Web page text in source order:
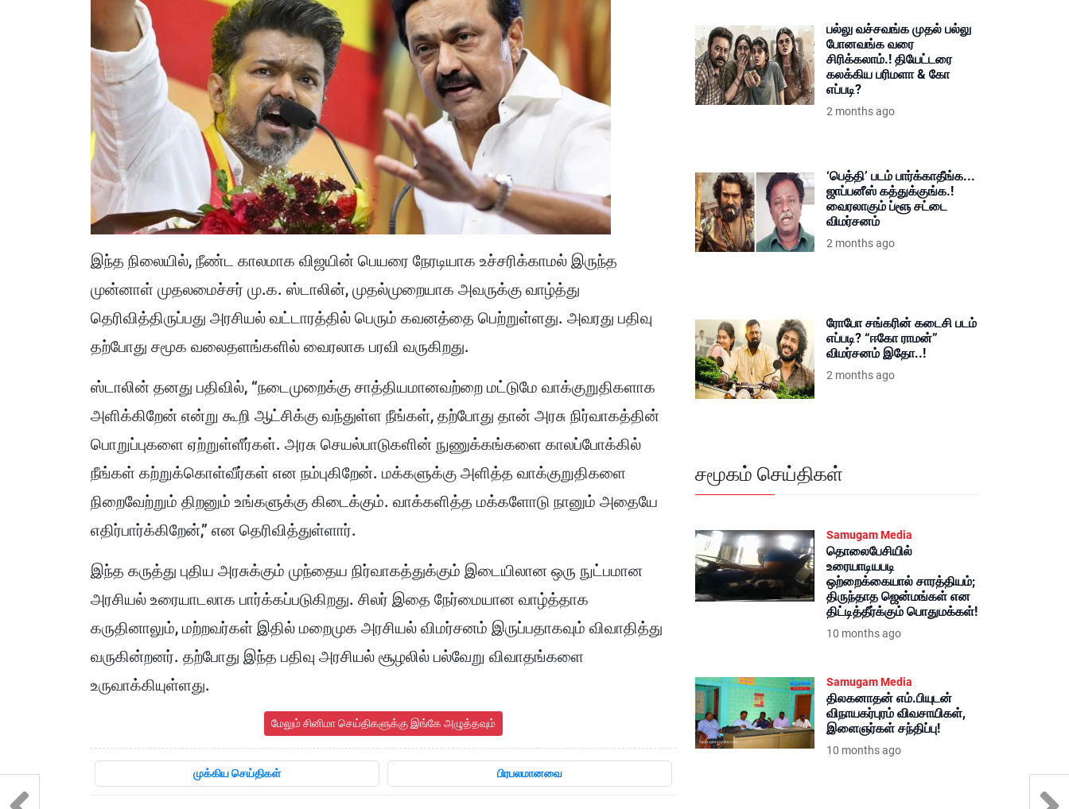
இந்த நிலையில், நீண்ட காலமாக விஜயின் பெயரை நேரடியாக உச்சரிக்காமல் இருந்த
முன்னாள் முதலமைச்சர் மு.க. ஸ்டாலின், முதல்முறையாக அவருக்கு வாழ்த்து
தெரிவித்திருப்பது அரசியல் வட்டாரத்தில் பெரும் கவனத்தை பெற்றுள்ளது. அவரது பதிவு
தற்போது சமூக வலைதளங்களில் வைரலாக பரவி வருகிறது.
ஸ்டாலின் தனது பதிவில், “நடைமுறைக்கு சாத்தியமானவற்றை மட்டுமே வாக்குறுதிகளாக
அளிக்கிறேன் என்று கூறி ஆட்சிக்கு வந்துள்ள நீங்கள், தற்போது தான் அரசு நிர்வாகத்தின்
பொறுப்புகளை ஏற்றுள்ளீர்கள். அரசு செயல்பாடுகளின் நுணுக்கங்களை காலப்போக்கில்
நீங்கள் கற்றுக்கொள்வீர்கள் என நம்புகிறேன். மக்களுக்கு அளித்த வாக்குறுதிகளை
நிறைவேற்றும் திறனும் உங்களுக்கு கிடைக்கும். வாக்களித்த மக்களோடு நானும் அதையே
எதிர்பார்க்கிறேன்,” என தெரிவித்துள்ளார்.
இந்த கருத்து புதிய அரசுக்கும் முந்தைய நிர்வாகத்துக்கும் இடையிலான ஒரு நுட்பமான
அரசியல் உரையாடலாக பார்க்கப்படுகிறது. சிலர் இதை நேர்மையான வாழ்த்தாக
கருதினாலும், மற்றவர்கள் இதில் மறைமுக அரசியல் விமர்சனம் இருப்பதாகவும் விவாதித்து
வருகின்றனர். தற்போது இந்த பதிவு அரசியல் சூழலில் பல்வேறு விவாதங்களை
உருவாக்கியுள்ளது.
மேலும் சினிமா செய்திகளுக்கு இங்கே அழுத்தவும்
முக்கிய செய்திகள் பிரபலமானவை
பல்லு வச்சவங்க முதல் பல்லு
போனவங்க வரை
சிரிக்கலாம்.! தியேட்டரை
கலக்கிய பரிமளா & கோ
எப்படி?
2 months ago
‘பெத்தி’ படம் பார்க்காதீங்க...
ஜாப்பனீஸ் கத்துக்குங்க.!
வைரலாகும் ப்ளூ சட்டை
விமர்சனம்
2 months ago
ரோபோ சங்கரின் கடைசி படம்
எப்படி? “ஈகோ ராமன்”
விமர்சனம் இதோ..!
2 months ago
சமூகம் செய்திகள்
Samugam Media
தொலைபேசியில்
உரையாடியபடி
ஒற்றைக்கையால் சாரத்தியம்;
திருந்தாத ஜென்மங்கள் என
திட்டித்தீர்க்கும் பொதுமக்கள்!
10 months ago
Samugam Media
திலகனாதன் எம்.பியுடன்
விநாயகர்புரம் விவசாயிகள்,
இளைஞர்கள் சந்திப்பு!
10 months ago